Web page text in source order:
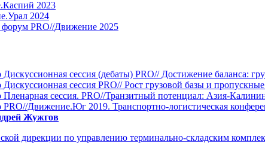
2023
2024
PRO//Движение 2025
Дискуссионная сессия (дебаты) PRO// Достижение баланса:
Дискуссионная сессия PRO// Рост грузовой базы и
Пленарная сессия. PRO//Транзитный потенциал: Азия-
PRO//Движение.Юг 2019. Транспортно-логистическая
Жужгов
дирекции по управлению терминально-складским